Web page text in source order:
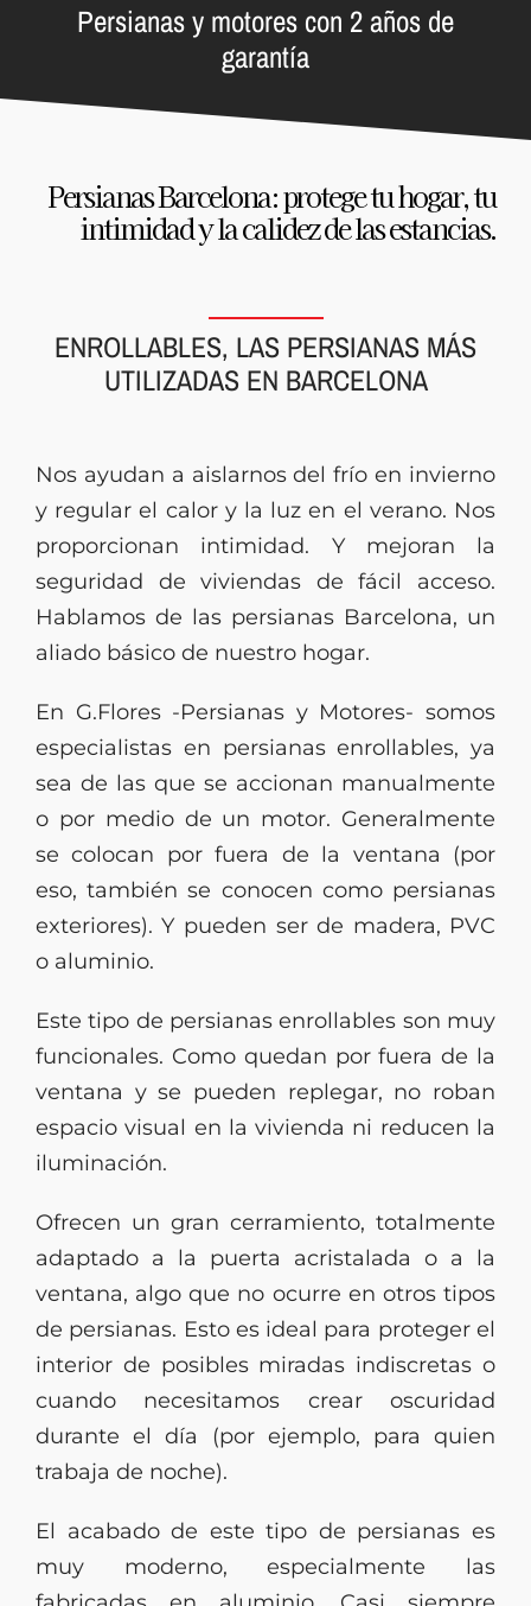
Persianas y motores con 2 años de
garantía
Persianas Barcelona: protege tu hogar, tu
intimidad y la calidez de las estancias.
ENROLLABLES, LAS PERSIANAS MÁS
UTILIZADAS EN BARCELONA
Nos ayudan a aislarnos del frío en invierno
y regular el calor y la luz en el verano. Nos
proporcionan intimidad. Y mejoran la
seguridad de viviendas de fácil acceso.
Hablamos de las persianas Barcelona, un
aliado básico de nuestro hogar.
En G.Flores -Persianas y Motores- somos
especialistas en persianas enrollables, ya
sea de las que se accionan manualmente
o por medio de un motor. Generalmente
se colocan por fuera de la ventana (por
eso, también se conocen como persianas
exteriores). Y pueden ser de madera, PVC
o aluminio.
Este tipo de persianas enrollables son muy
funcionales. Como quedan por fuera de la
ventana y se pueden replegar, no roban
espacio visual en la vivienda ni reducen la
iluminación.
Ofrecen un gran cerramiento, totalmente
adaptado a la puerta acristalada o a la
ventana, algo que no ocurre en otros tipos
de persianas. Esto es ideal para proteger el
interior de posibles miradas indiscretas o
cuando necesitamos crear oscuridad
durante el día (por ejemplo, para quien
trabaja de noche).
El acabado de este tipo de persianas es
muy moderno, especialmente las